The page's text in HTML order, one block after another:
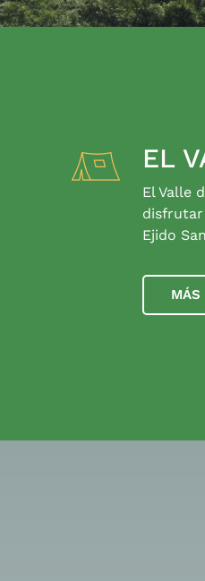
EL
El Valle
disfrutar
Ejido
MÁS